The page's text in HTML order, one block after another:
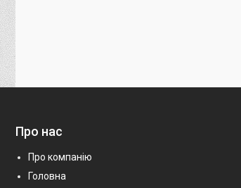
Про нас
Про компанію
Головна